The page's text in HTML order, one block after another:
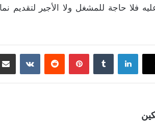
فلا حاجة للمشغل ولا الأجير لتقديم
لينكدإن بينتيريست